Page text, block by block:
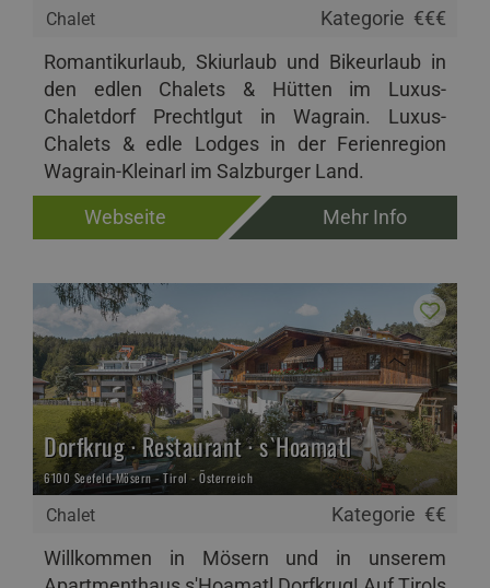
Chalet Kategorie €€€
Romantikurlaub, Skiurlaub und Bikeurlaub in
den edlen Chalets & Hütten im Luxus-
Chaletdorf Prechtlgut in Wagrain. Luxus-
Chalets & edle Lodges in der Ferienregion
Wagrain-Kleinarl im Salzburger Land.
Webseite
Mehr Info
Chalet
Dorfkrug · Restaurant · s`Hoamatl
6100 Seefeld-Mösern - Tirol - Österreich
Kategorie €€
Willkommen in Mösern und in unserem